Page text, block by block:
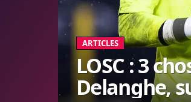
ARTICLES
LOSC : 3
Delanghe,